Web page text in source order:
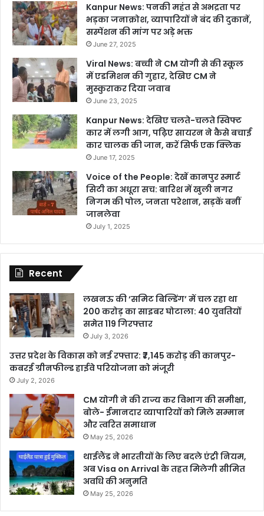
Kanpur News: पनकी महंत से अभद्रता पर
भड़का जनाक्रोश, व्यापारियों ने बंद की दुकानें,
सस्पेंशन की मांग पर अड़े भक्त
June 27, 2025
Viral News: बच्ची ने CM योगी से की स्कूल
में एडमिशन की गुहार, देखिए CM ने
मुस्कुराकर दिया जवाब
June 23, 2025
Kanpur News: देखिए चलते-चलते स्विफ्ट
कार में लगी आग, पढ़िए सायरन ने कैसे बचाई
कार चालक की जान, करें सिर्फ एक क्लिक
June 17, 2025
Voice of the People: देखें कानपुर स्मार्ट
सिटी का अधूरा सच: बारिश में खुली नगर
निगम की पोल, जनता परेशान, सड़कें बनीं
जानलेवा
July 1, 2025
Recent
लखनऊ की ‘समिट बिल्डिंग’ में चल रहा था
200 करोड़ का साइबर घोटाला: 40 युवतियों
समेत 119 गिरफ्तार
July 3, 2026
उत्तर प्रदेश के विकास को नई रफ्तार: ₹7,145 करोड़ की कानपुर-
कबरई ग्रीनफील्ड हाईवे परियोजना को मंजूरी
July 2, 2026
CM योगी ने की राज्य कर विभाग की समीक्षा,
बोले- ईमानदार व्यापारियों को मिले सम्मान
और त्वरित समाधान
May 25, 2026
थाईलैंड ने भारतीयों के लिए बदले एंट्री नियम,
अब Visa on Arrival के तहत मिलेगी सीमित
अवधि की अनुमति
May 25, 2026